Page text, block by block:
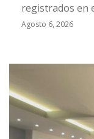
registrados en
Agosto 6, 2026